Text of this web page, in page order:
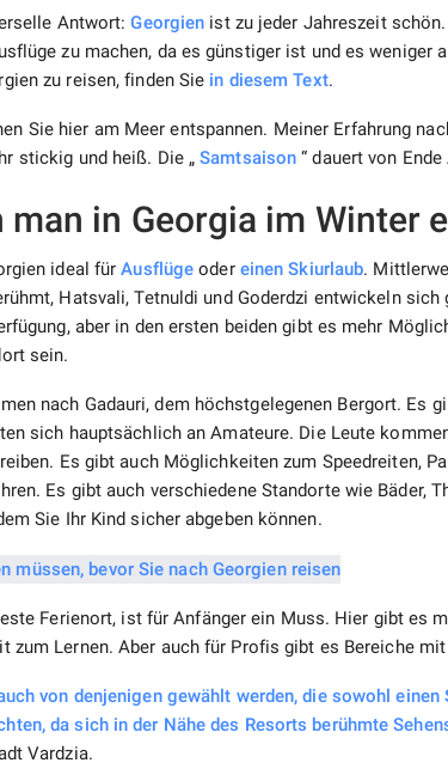
Antwort:Georgien ist zu jeder Jahreszeit
zu machen, da es günstiger ist und es weniger
zu reisen, finden Sie in diesem Text.
Sie hier am Meer entspannen. Meiner Erfahrung
stickig und heiß. Die „Samtsaison “ dauert von
man in Georgia im Winter
ideal fürAusflüge oder einen Skiurlaub.
Hatsvali, Tetnuldi und Goderdzi entwickeln
aber in den ersten beiden gibt es mehr
sein.
nach Gadauri, dem höchstgelegenen Bergort. Es
sich hauptsächlich an Amateure. Die Leute
Es gibt auch Möglichkeiten zum Speedreiten,
Es gibt auch verschiedene Standorte wie Bäder,
Sie Ihr Kind sicher abgeben können.
Ferienort, ist für Anfänger ein Muss. Hier gibt es
zum Lernen. Aber auch für Profis gibt es Bereiche
von denjenigen gewählt werden, die sowohl
da sich in der Nähe des Resorts berühmte
Vardzia.